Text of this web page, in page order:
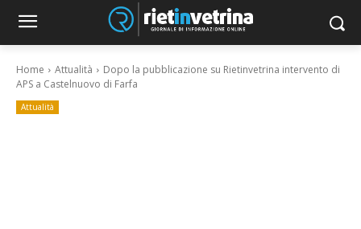
Home Attualità
Dopo la pubblicazione su Rietinvetrina intervento di
APS a Castelnuovo di Farfa
Attualità